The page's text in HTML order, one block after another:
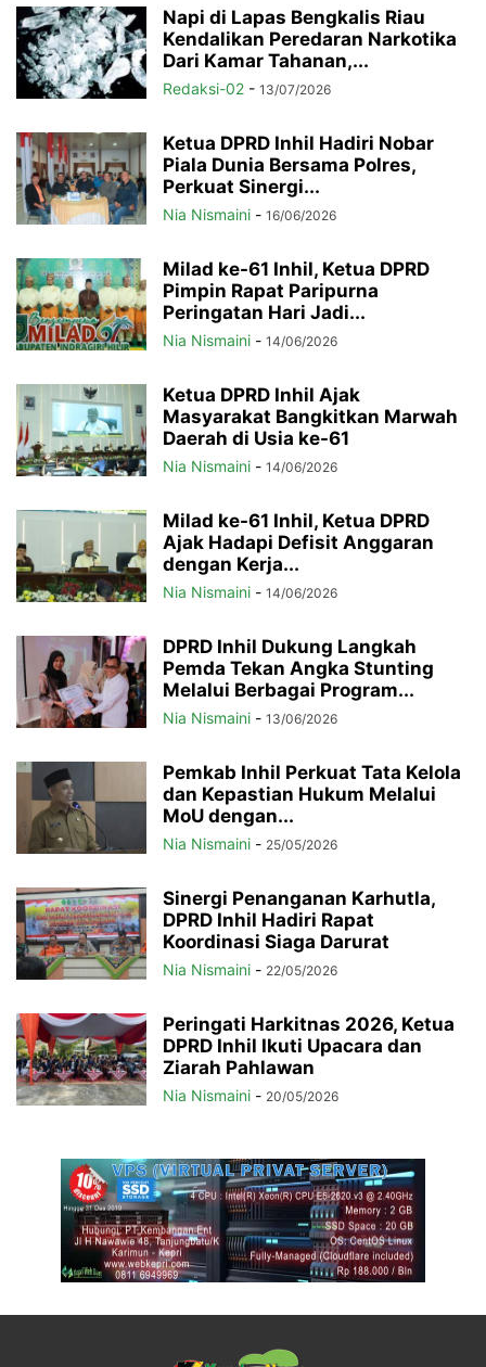
Napi di Lapas Bengkalis Riau
Kendalikan Peredaran Narkotika
Dari Kamar Tahanan,...
Redaksi-02 - 13/07/2026
Ketua DPRD Inhil Hadiri Nobar
Piala Dunia Bersama Polres,
Perkuat Sinergi...
Nia Nismaini - 16/06/2026
Milad ke-61 Inhil, Ketua DPRD
Pimpin Rapat Paripurna
Peringatan Hari Jadi...
Nia Nismaini - 14/06/2026
Ketua DPRD Inhil Ajak
Masyarakat Bangkitkan Marwah
Daerah di Usia ke-61
Nia Nismaini - 14/06/2026
Milad ke-61 Inhil, Ketua DPRD
Ajak Hadapi Defisit Anggaran
dengan Kerja...
Nia Nismaini - 14/06/2026
DPRD Inhil Dukung Langkah
Pemda Tekan Angka Stunting
Melalui Berbagai Program...
Nia Nismaini - 13/06/2026
Pemkab Inhil Perkuat Tata Kelola
dan Kepastian Hukum Melalui
MoU dengan...
Nia Nismaini - 25/05/2026
Sinergi Penanganan Karhutla,
DPRD Inhil Hadiri Rapat
Koordinasi Siaga Darurat
Nia Nismaini - 22/05/2026
Peringati Harkitnas 2026, Ketua
DPRD Inhil Ikuti Upacara dan
Ziarah Pahlawan
Nia Nismaini - 20/05/2026